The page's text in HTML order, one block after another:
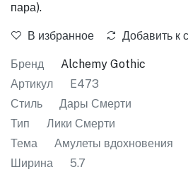
пара).
В избранное Добавить к
Бренд
Alchemy Gothic
Артикул
E473
Стиль
Дары Смерти
Тип
Лики Смерти
Тема
Амулеты вдохновения
Ширина
5.7